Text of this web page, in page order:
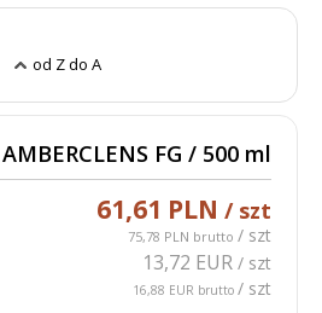
od Z do A
AMBERCLENS FG / 500 ml
61,61 PLN/ szt
75,78 PLN brutto/ szt
13,72 EUR/ szt
16,88 EUR brutto/ szt